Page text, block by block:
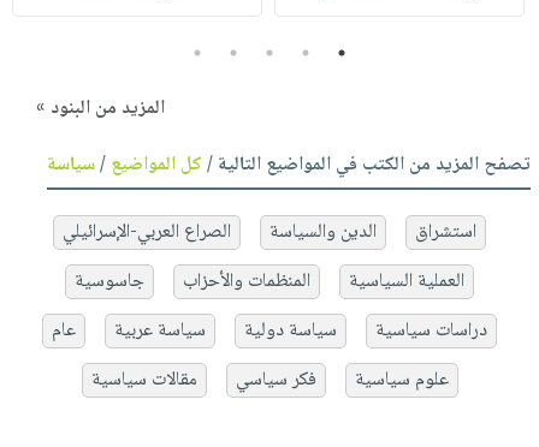
1
2
3
4
5
المزيد من البنود »
تصفح المزيد من الكتب في المواضيع التالية /كل المواضيع/سياسة
استشراق الدين والسياسة
الصراع العربي-الإسرائيلي
العملية السياسية
المنظمات والأحزاب
جاسوسية
دراسات سياسية
سياسة دولية سياسة عربية
عام
علوم سياسية
فكر سياسي مقالات سياسية